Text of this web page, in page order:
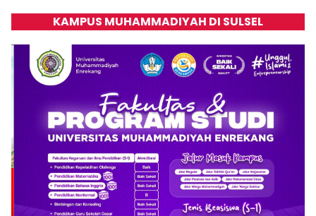
KAMPUS MUHAMMADIYAH DI SULSEL